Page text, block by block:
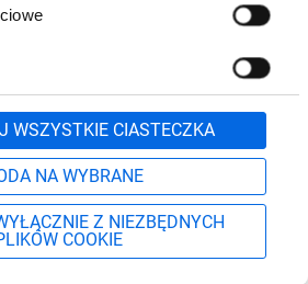
WSZYSTKIE CIASTECZKA
NA WYBRANE
Z NIEZBĘDNYCH
COOKIE
700 lub
71 37 61 600
kontaktowy